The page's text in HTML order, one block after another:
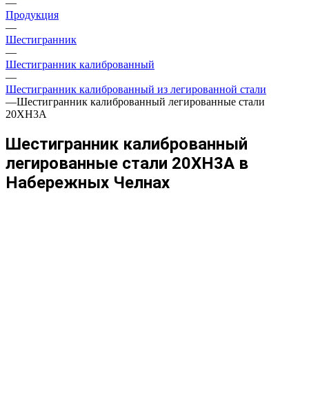
—
Продукция
—
Шестигранник
—
Шестигранник калиброванный
—
Шестигранник калиброванный из легированной стали
—Шестигранник калиброванный легированные стали
20ХН3А
Шестигранник калиброванный
легированные стали 20ХН3А в
Набережных Челнах